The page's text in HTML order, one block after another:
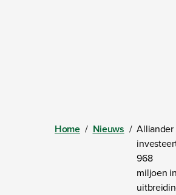
Home / Nieuws / Alliander
968
miljoen in